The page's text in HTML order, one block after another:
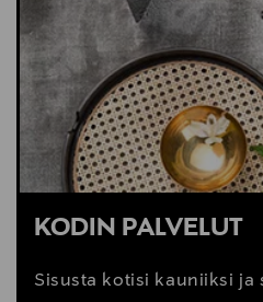
KODIN PALVELUT
Sisusta kotisi kauniiksi ja